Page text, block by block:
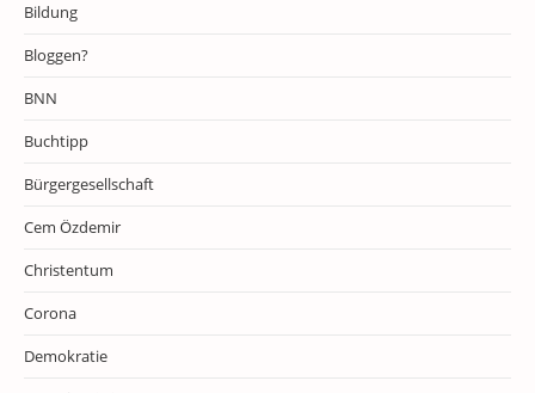
Bildung
Bloggen?
BNN
Buchtipp
Bürgergesellschaft
Cem Özdemir
Christentum
Corona
Demokratie